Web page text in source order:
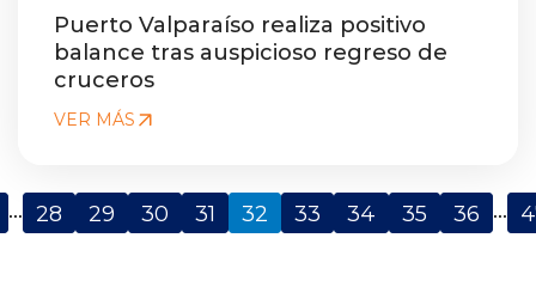
Puerto Valparaíso realiza positivo
balance tras auspicioso regreso de
cruceros
VER MÁS
... 28 29 30 31 32 33 34 35 36 ...